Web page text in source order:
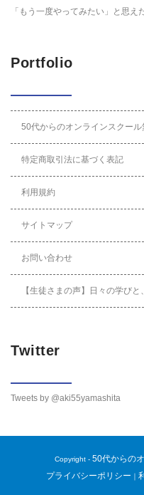
「もう一度やってみたい」と思え
Portfolio
50代からのオンラインスクー
特定商取引法に基づく表記
利用規約
サイトマップ
お問い合わせ
【生徒さまの声】日々の学び
Twitter
Tweets by @aki55yamashita
Copyright - 50代からの
プライバシーポリシー ｜